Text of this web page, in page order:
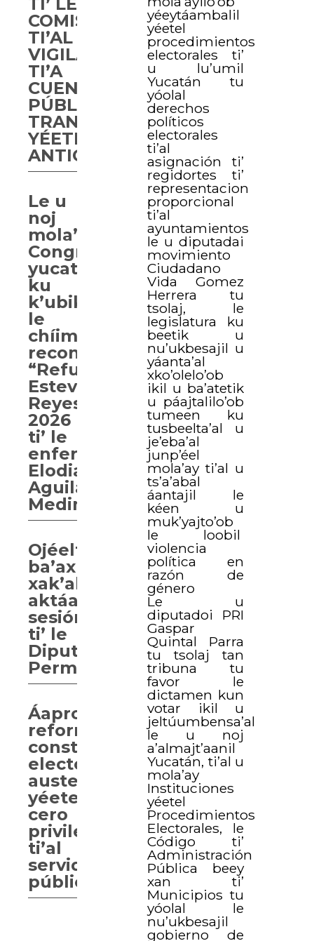
yéeytáambalil
yéetel
procedimientos
electorales ti’
u lu’umil
Yucatán tu
yóolal
derechos
políticos
electorales
ti’al
asignación ti’
regidortes ti’
representacion
proporcional
ti’al
ayuntamientos
le u diputadai
movimiento
Ciudadano
Vida Gomez
Herrera tu
tsolaj, le
legislatura ku
beetik u
nu’ukbesajil u
yáanta’al
xko’olelo’ob
ikil u ba’atetik
u páajtalilo’ob
tumeen ku
tusbeelta’al u
je’eba’al
junp’éel
mola’ay ti’al u
ts’a’abal
áantajil le
kéen u
muk’yajto’ob
le loobil
violencia
política en
razón de
género
Le u
diputadoi PRI
Gaspar
Quintal Parra
tu tsolaj tan
tribuna tu
favor le
dictamen kun
votar ikil u
jeltúumbensa’al
le u noj
a’almajt’aanil
Yucatán, ti’al u
mola’ay
Instituciones
yéetel
Procedimientos
Electorales, le
Código ti’
Administración
Pública beey
xan ti’
Municipios tu
yóolal le
nu’ukbesajil
gobierno de
COMISIÓN
TI’AL
VIGILANCIA
TI’A
CUENTA
PÚBLICA,
TRANSPARENCIA
YÉETEL
ANTICORRUPCIÓN
Le u
noj
mola’ay
Congresoi
yucatan
ku
k’ubik
le
chíimpolal
reconocimiento
“Refugio
Esteves
Reyes”
2026
ti’ le
enfermera
Elodia
Aguilar
Medina
Ojéelt
ba’ax
xak’alta’ab
aktáan
sesión
ti’ le
Diputación
Permanente.
Áaprobaarta’ab
reforma
constitucional
electoral,
austeridad
yéetel
cero
privilegios
ti’al
servidores
públicas.